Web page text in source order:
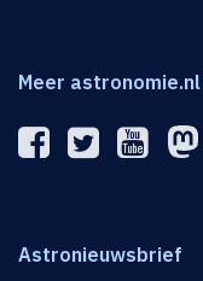
Meer astronomie.nl
Astronieuwsbrief